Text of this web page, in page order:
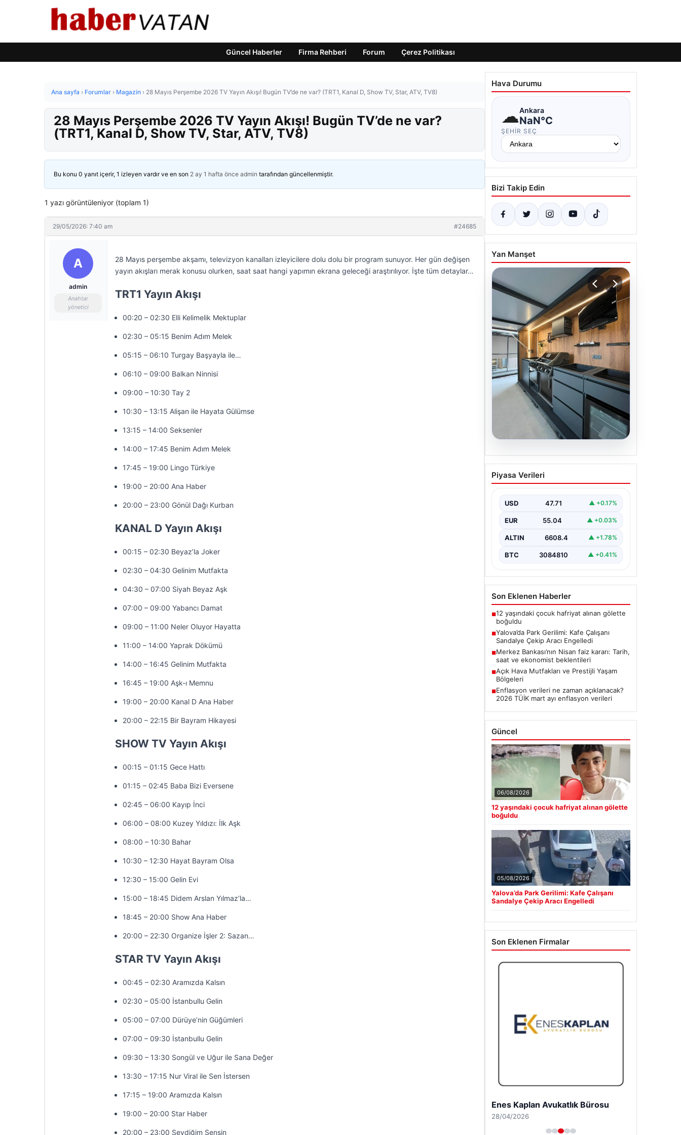
Güncel Haberler Firma Rehberi Forum Çerez Politikası
Ana sayfa › Forumlar › Magazin › 28 Mayıs Perşembe 2026 TV Yayın Akışı! Bugün TV’de ne var? (TRT1, Kanal D, Show TV, Star, ATV, TV8)
28 Mayıs Perşembe 2026 TV Yayın Akışı! Bugün TV’de ne var?
(TRT1, Kanal D, Show TV, Star, ATV, TV8)
Bu konu 0 yanıt içerir, 1 izleyen vardır ve en son 2 ay 1 hafta önce admin tarafından güncellenmiştir.
1 yazı görüntüleniyor (toplam 1)
29/05/2026: 7:40 am #24685
A
admin
Anahtar
yönetici
28 Mayıs perşembe akşamı, televizyon kanalları izleyicilere dolu dolu bir program sunuyor. Her gün değişen
yayın akışları merak konusu olurken, saat saat hangi yapımın ekrana geleceği araştırılıyor. İşte tüm detaylar…
TRT1 Yayın Akışı
00:20 – 02:30 Elli Kelimelik Mektuplar
02:30 – 05:15 Benim Adım Melek
05:15 – 06:10 Turgay Başyayla ile…
06:10 – 09:00 Balkan Ninnisi
09:00 – 10:30 Tay 2
10:30 – 13:15 Alişan ile Hayata Gülümse
13:15 – 14:00 Seksenler
14:00 – 17:45 Benim Adım Melek
17:45 – 19:00 Lingo Türkiye
19:00 – 20:00 Ana Haber
20:00 – 23:00 Gönül Dağı Kurban
KANAL D Yayın Akışı
00:15 – 02:30 Beyaz’la Joker
02:30 – 04:30 Gelinim Mutfakta
04:30 – 07:00 Siyah Beyaz Aşk
07:00 – 09:00 Yabancı Damat
09:00 – 11:00 Neler Oluyor Hayatta
11:00 – 14:00 Yaprak Dökümü
14:00 – 16:45 Gelinim Mutfakta
16:45 – 19:00 Aşk-ı Memnu
19:00 – 20:00 Kanal D Ana Haber
20:00 – 22:15 Bir Bayram Hikayesi
SHOW TV Yayın Akışı
00:15 – 01:15 Gece Hattı
01:15 – 02:45 Baba Bizi Eversene
02:45 – 06:00 Kayıp İnci
06:00 – 08:00 Kuzey Yıldızı: İlk Aşk
08:00 – 10:30 Bahar
10:30 – 12:30 Hayat Bayram Olsa
12:30 – 15:00 Gelin Evi
15:00 – 18:45 Didem Arslan Yılmaz’la…
18:45 – 20:00 Show Ana Haber
20:00 – 22:30 Organize İşler 2: Sazan…
STAR TV Yayın Akışı
00:45 – 02:30 Aramızda Kalsın
02:30 – 05:00 İstanbullu Gelin
05:00 – 07:00 Dürüye’nin Güğümleri
07:00 – 09:30 İstanbullu Gelin
09:30 – 13:30 Songül ve Uğur ile Sana Değer
13:30 – 17:15 Nur Viral ile Sen İstersen
17:15 – 19:00 Aramızda Kalsın
19:00 – 20:00 Star Haber
20:00 – 23:00 Sevdiğim Sensin
Hava Durumu
☁Ankara
NaN°C
ŞEHIR SEÇ
Bizi Takip Edin
Yan Manşet
Açık Hava Mutfakları ve
Prestijli Yaşam Bölgeleri
bir gelişim yaşamaktadır. Özellikle
lüks evlerde bulunan ev sahipleri,…
Piyasa Verileri
USD 47.71 ▲ +0.17%
EUR 55.04 ▲ +0.03%
ALTIN 6608.4 ▲ +1.78%
BTC 3084810 ▲ +0.41%
Son Eklenen Haberler
■12 yaşındaki çocuk hafriyat alınan gölette
boğuldu
■Yalova’da Park Gerilimi: Kafe Çalışanı
Sandalye Çekip Aracı Engelledi
■Merkez Bankası’nın Nisan faiz kararı: Tarih,
saat ve ekonomist beklentileri
■Açık Hava Mutfakları ve Prestijli Yaşam
Bölgeleri
■Enflasyon verileri ne zaman açıklanacak?
2026 TÜİK mart ayı enflasyon verileri
Güncel
06/08/2026
12 yaşındaki çocuk hafriyat alınan gölette
boğuldu
05/08/2026
Yalova’da Park Gerilimi: Kafe Çalışanı
Sandalye Çekip Aracı Engelledi
Son Eklenen Firmalar
Enes Kaplan Avukatlık Bürosu
28/04/2026